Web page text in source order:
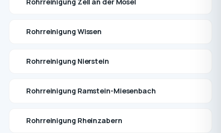
Rohrreinigung Wissen
Rohrreinigung Nierstein
Rohrreinigung Ramstein-Miesenbach
Rohrreinigung Rheinzabern